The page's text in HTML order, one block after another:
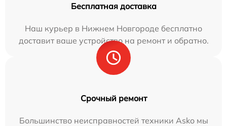
Бесплатная доставка
Наш курьер в Нижнем Новгороде бесплатно
доставит ваше устройство на ремонт и обратно.
Срочный ремонт
Большинство неисправностей техники Asko мы